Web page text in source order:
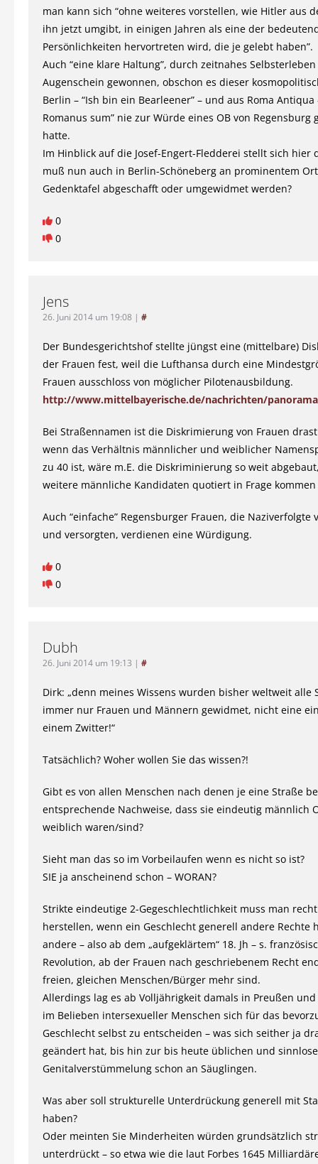
man kann sich “ohne weiteres vorstellen, wie Hitler aus
ihn jetzt umgibt, in einigen Jahren als eine der
Persönlichkeiten hervortreten wird, die je gelebt haben”.
Auch “eine klare Haltung”, durch zeitnahes
Augenschein gewonnen, obschon es dieser
Berlin – “Ish bin ein Bearleener” – und aus Roma Antiqua
Romanus sum” nie zur Würde eines OB von Regensburg
hatte.
Im Hinblick auf die Josef-Engert-Fledderei stellt sich hier
muß nun auch in Berlin-Schöneberg an prominentem
Gedenktafel abgeschafft oder umgewidmet werden?
0
0
Jens
26. Juni 2014 um 19:08 | #
Der Bundesgerichtshof stellte jüngst eine (mittelbare)
der Frauen fest, weil die Lufthansa durch eine
Frauen ausschloss von möglicher Pilotenausbildung.
http://www.mittelbayerische.de/nachrichten/
Bei Straßennamen ist die Diskrimierung von Frauen
wenn das Verhältnis männlicher und weiblicher
zu 40 ist, wäre m.E. die Diskriminierung so weit
weitere männliche Kandidaten quotiert in Frage
Auch “einfache” Regensburger Frauen, die Naziverfolgte
und versorgten, verdienen eine Würdigung.
0
0
Dubh
26. Juni 2014 um 19:13 | #
Dirk: „denn meines Wissens wurden bisher weltweit alle
immer nur Frauen und Männern gewidmet, nicht eine
einem Zwitter!“
Tatsächlich? Woher wollen Sie das wissen?!
Gibt es von allen Menschen nach denen je eine Straße
entsprechende Nachweise, dass sie eindeutig männlich
weiblich waren/sind?
Sieht man das so im Vorbeilaufen wenn es nicht so ist?
SIE ja anscheinend schon – WORAN?
Strikte eindeutige 2-Gegeschlechtlichkeit muss man
herstellen, wenn ein Geschlecht generell andere Rechte
andere – also ab dem „aufgeklärtem“ 18. Jh – s.
Revolution, ab der Frauen nach geschriebenem Recht
freien, gleichen Menschen/Bürger mehr sind.
Allerdings lag es ab Volljährigkeit damals in Preußen
im Belieben intersexueller Menschen sich für das
Geschlecht selbst zu entscheiden – was sich seither ja
geändert hat, bis hin zur bis heute üblichen und
Genitalverstümmelung schon an Säuglingen.
Was aber soll strukturelle Unterdrückung generell mit
haben?
Oder meinten Sie Minderheiten würden grundsätzlich
unterdrückt – so etwa wie die laut Forbes 1645